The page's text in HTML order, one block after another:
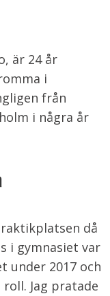
är 24 år
i
från
i några år
då
i gymnasiet var
under 2017 och
Jag pratade